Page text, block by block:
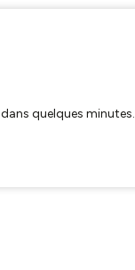
quelques minutes.